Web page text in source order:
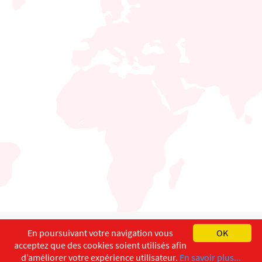
English Français
Copyright ©ISEC-AdW Impressum
OK
En poursuivant votre navigation vous
acceptez que des cookies soient utilisés afin
d’améliorer votre expérience utilisateur. En savoir plus...